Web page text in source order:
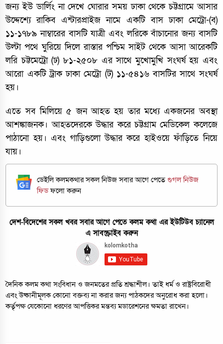
জন্য ইউ ডার্লিং না দেখে ঘোরার সময় ঢাকা থেকে চট্টগ্রামে আসার
উদ্দেশ্যে রাকিব এন্টারপ্রাইজ নামে একটি বাস ঢাকা মেট্রো-(ব)
১১-১৭৮৯ নাম্বারের বাসটি যাত্রী এবং লরিকে বাঁচানোর জন্য বাসটি
উল্টা পথে ঘুরিয়ে দিলে রাস্তার পশ্চিম সাইট থেকে আসা আরেকটি
লরি চট্টমেট্রো (ঢ) ৮১-২৫০৮ এর সাথে মুখোমুখি সংঘর্ষ হয় এবং
আরো একটি ট্রাক ঢাকা মেট্রো (ট) ১১-৫৪১৬ বাসটির সাথে সংঘর্ষ
হয়।
এতে সব মিলিয়ে ৫ জন আহত হয় তার মধ্যে একজনের অবস্থা
আশঙ্কাজনক। আহতদেরকে উদ্ধার করে চট্টগ্রাম মেডিকেল কলেজে
পাঠানো হয়। এবং গাড়িগুলো উদ্ধার করে হাইওয়ে ফাঁড়িতে নিয়ে
যায়।
ডেইলি কলমকথার সকল নিউজ সবার আগে পেতেগুগল নিউজ
ফিডফলো করুন
দেশ-বিদেশের সকল খবর সবার আগে পেতে কলম কথা এর ইউটিউব চ্যানেল
এ সাবস্ক্রাইব করুন
দৈনিক কলম কথা সংবিধান ও জনমতের প্রতি শ্রদ্ধাশীল। তাই ধর্ম ও রাষ্ট্রবিরোধী
এবং উষ্কানীমূলক কোনো বক্তব্য না করার জন্য পাঠকদের অনুরোধ করা হলো।
কর্তৃপক্ষ যেকোনো ধরণের আপত্তিকর মন্তব্য মডারেশনের ক্ষমতা রাখেন।